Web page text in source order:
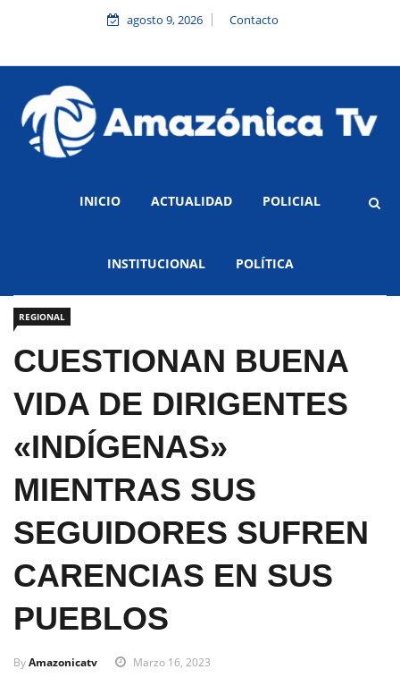
agosto 9, 2026 Contacto
INICIO ACTUALIDAD POLICIAL
INSTITUCIONAL POLÍTICA
REGIONAL
CUESTIONAN BUENA
VIDA DE DIRIGENTES
«INDÍGENAS»
MIENTRAS SUS
SEGUIDORES SUFREN
CARENCIAS EN SUS
PUEBLOS
ByAmazonicatv Marzo 16, 2023